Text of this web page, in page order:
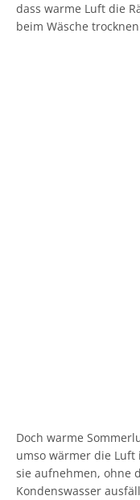
dass warme Luft die
beim Wäsche
Doch warme
umso wärmer die Luft
sie aufnehmen, ohne
Kondenswasser